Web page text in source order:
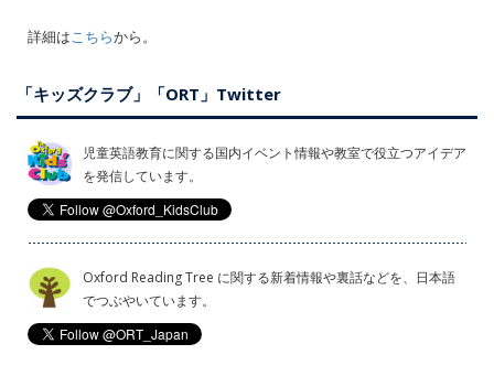
詳細はこちらから。
「キッズクラブ」「ORT」Twitter
児童英語教育に関する国内イベント情報や教室で役立つアイデア
を発信しています。
Oxford Reading Tree に関する新着情報や裏話などを、日本語
でつぶやいています。